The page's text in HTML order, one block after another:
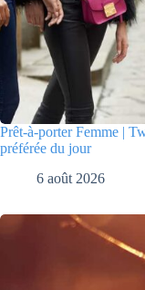
Prêt-à-porter Femme |
préférée du jour
6 août 2026